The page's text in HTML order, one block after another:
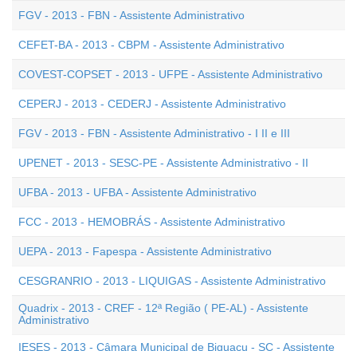
FGV - 2013 - FBN - Assistente Administrativo
CEFET-BA - 2013 - CBPM - Assistente Administrativo
COVEST-COPSET - 2013 - UFPE - Assistente Administrativo
CEPERJ - 2013 - CEDERJ - Assistente Administrativo
FGV - 2013 - FBN - Assistente Administrativo - I II e III
UPENET - 2013 - SESC-PE - Assistente Administrativo - II
UFBA - 2013 - UFBA - Assistente Administrativo
FCC - 2013 - HEMOBRÁS - Assistente Administrativo
UEPA - 2013 - Fapespa - Assistente Administrativo
CESGRANRIO - 2013 - LIQUIGAS - Assistente Administrativo
Quadrix - 2013 - CREF - 12ª Região ( PE-AL) - Assistente
Administrativo
IESES - 2013 - Câmara Municipal de Biguaçu - SC - Assistente